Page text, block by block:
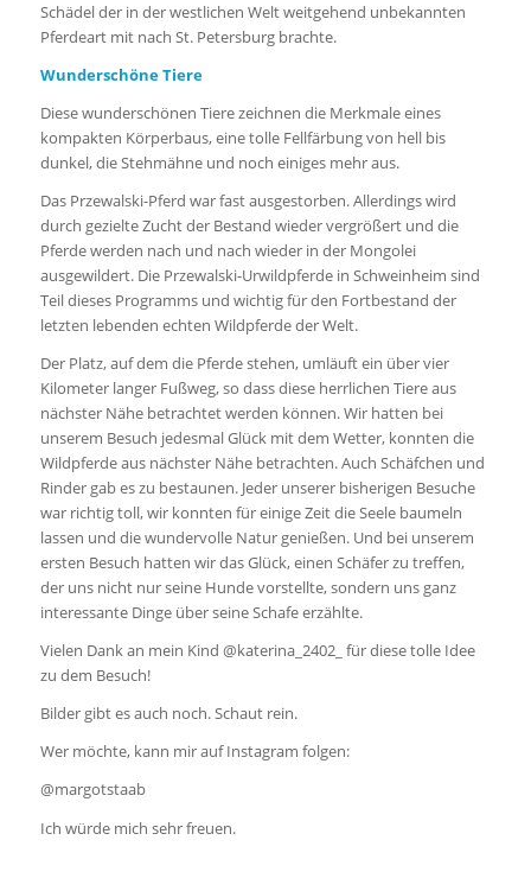
Schädel der in der westlichen Welt weitgehend unbekannten
Pferdeart mit nach St. Petersburg brachte.
Wunderschöne Tiere
Diese wunderschönen Tiere zeichnen die Merkmale eines
kompakten Körperbaus, eine tolle Fellfärbung von hell bis
dunkel, die Stehmähne und noch einiges mehr aus.
Das Przewalski-Pferd war fast ausgestorben. Allerdings wird
durch gezielte Zucht der Bestand wieder vergrößert und die
Pferde werden nach und nach wieder in der Mongolei
ausgewildert. Die Przewalski-Urwildpferde in Schweinheim sind
Teil dieses Programms und wichtig für den Fortbestand der
letzten lebenden echten Wildpferde der Welt.
Der Platz, auf dem die Pferde stehen, umläuft ein über vier
Kilometer langer Fußweg, so dass diese herrlichen Tiere aus
nächster Nähe betrachtet werden können. Wir hatten bei
unserem Besuch jedesmal Glück mit dem Wetter, konnten die
Wildpferde aus nächster Nähe betrachten. Auch Schäfchen und
Rinder gab es zu bestaunen. Jeder unserer bisherigen Besuche
war richtig toll, wir konnten für einige Zeit die Seele baumeln
lassen und die wundervolle Natur genießen. Und bei unserem
ersten Besuch hatten wir das Glück, einen Schäfer zu treffen,
der uns nicht nur seine Hunde vorstellte, sondern uns ganz
interessante Dinge über seine Schafe erzählte.
Vielen Dank an mein Kind @katerina_2402_ für diese tolle Idee
zu dem Besuch!
Bilder gibt es auch noch. Schaut rein.
Wer möchte, kann mir auf Instagram folgen:
@margotstaab
Ich würde mich sehr freuen.